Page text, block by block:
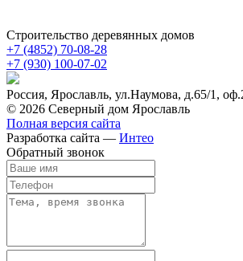
Строительство деревянных домов
+7 (4852) 70-08-28
+7 (930) 100-07-02
Россия, Ярославль, ул.Наумова, д.65/1,
© 2026 Северный дом Ярославль
Полная версия сайта
Разработка сайта — Интео
Обратный звонок